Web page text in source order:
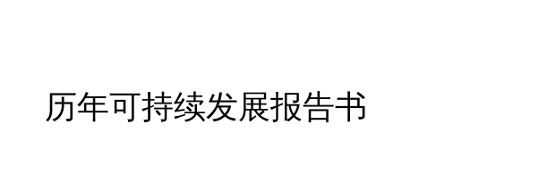
历年可持续发展报告书